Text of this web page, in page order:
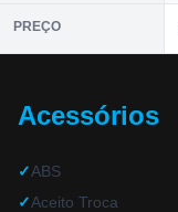
PREÇO
Acessórios
✓ABS
✓Aceito Troca